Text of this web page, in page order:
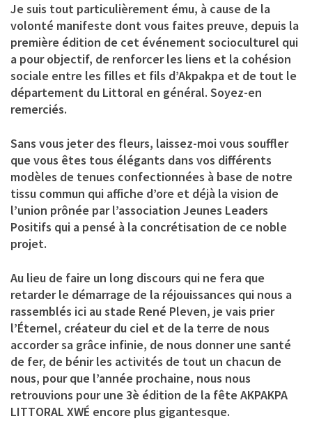
Je suis tout particulièrement ému, à cause de la
volonté manifeste dont vous faites preuve, depuis la
première édition de cet événement socioculturel qui
a pour objectif, de renforcer les liens et la cohésion
sociale entre les filles et fils d’Akpakpa et de tout le
département du Littoral en général. Soyez-en
remerciés.
Sans vous jeter des fleurs, laissez-moi vous souffler
que vous êtes tous élégants dans vos différents
modèles de tenues confectionnées à base de notre
tissu commun qui affiche d’ore et déjà la vision de
l’union prônée par l’association Jeunes Leaders
Positifs qui a pensé à la concrétisation de ce noble
projet.
Au lieu de faire un long discours qui ne fera que
retarder le démarrage de la réjouissances qui nous a
rassemblés ici au stade René Pleven, je vais prier
l’Éternel, créateur du ciel et de la terre de nous
accorder sa grâce infinie, de nous donner une santé
de fer, de bénir les activités de tout un chacun de
nous, pour que l’année prochaine, nous nous
retrouvions pour une 3è édition de la fête AKPAKPA
LITTORAL XWÉ encore plus gigantesque.